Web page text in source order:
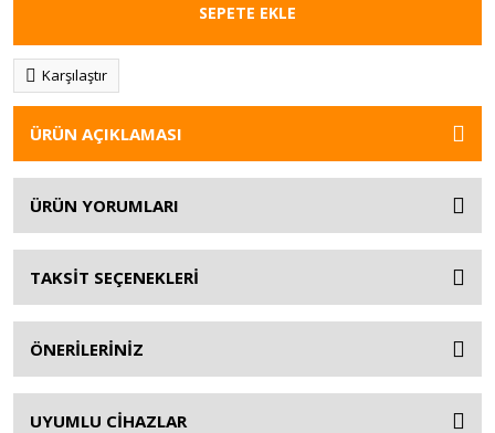
SEPETE EKLE
Karşılaştır
ÜRÜN AÇIKLAMASI
ÜRÜN YORUMLARI
TAKSİT SEÇENEKLERİ
ÖNERİLERİNİZ
UYUMLU CİHAZLAR